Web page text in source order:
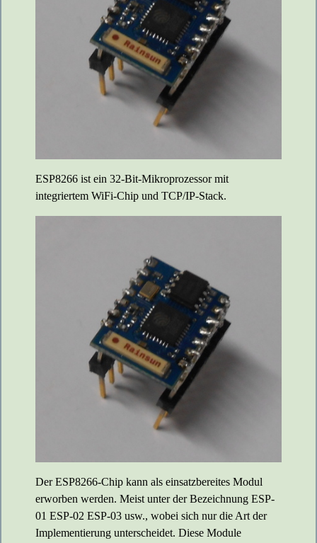
ESP8266 ist ein 32-Bit-Mikroprozessor mit
integriertem WiFi-Chip und TCP/IP-Stack.
Der ESP8266-Chip kann als einsatzbereites Modul
erworben werden. Meist unter der Bezeichnung ESP-
01 ESP-02 ESP-03 usw., wobei sich nur die Art der
Implementierung unterscheidet. Diese Module